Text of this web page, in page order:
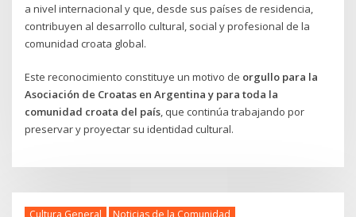
a nivel internacional y que, desde sus países de residencia,
contribuyen al desarrollo cultural, social y profesional de la
comunidad croata global.
Este reconocimiento constituye un motivo de orgullo para la
Asociación de Croatas en Argentina y para toda la
comunidad croata del país, que continúa trabajando por
preservar y proyectar su identidad cultural.
Cultura General Noticias de la Comunidad